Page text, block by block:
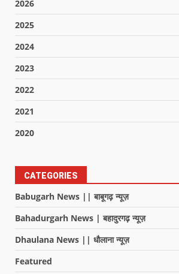
2026
2025
2024
2023
2022
2021
2020
CATEGORIES
Babugarh News || बाबूगढ़ न्यूज़
Bahadurgarh News | बहादुरगढ़ न्यूज़
Dhaulana News || धौलाना न्यूज़
Featured